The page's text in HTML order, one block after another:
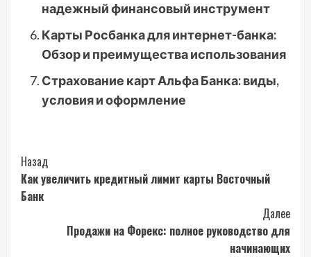
надежный финансовый инструмент
Карты Росбанка для интернет-банка:
Обзор и преимущества использования
Страхование карт Альфа Банка: виды,
условия и оформление
Post
Navigation
Назад
Как увеличить кредитный лимит карты Восточный
Банк
Далее
Продажи на Форекс: полное руководство для
начинающих